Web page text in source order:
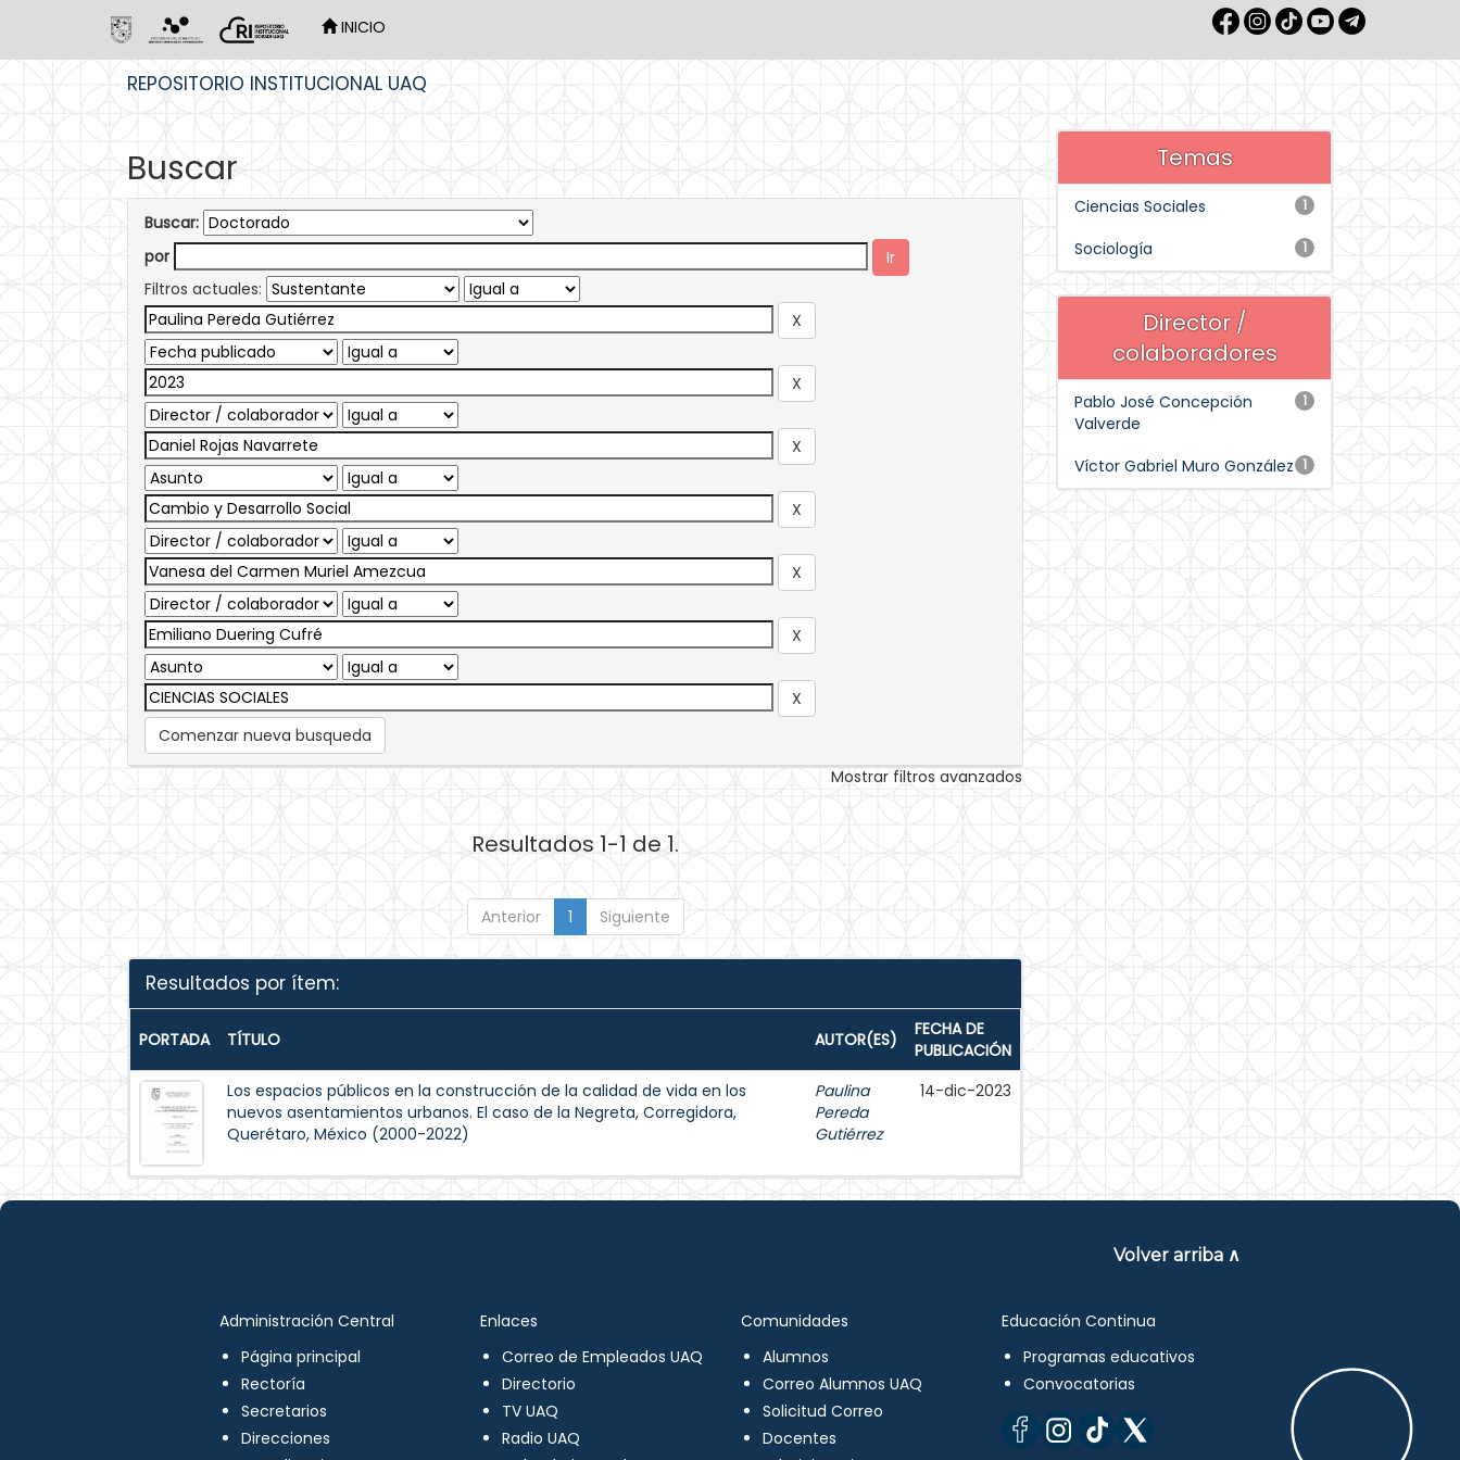
INICIO
REPOSITORIO INSTITUCIONAL UAQ
Buscar
Buscar:
por
Filtros actuales:
Comenzar nueva busqueda
Mostrar filtros avanzados
Resultados 1-1 de 1.
Anterior 1 Siguiente
Resultados por ítem:
PORTADA TÍTULO AUTOR(ES)
FECHA DE
PUBLICACIÓN
Los espacios públicos en la construcción de la calidad de vida en los
nuevos asentamientos urbanos. El caso de la Negreta, Corregidora,
Querétaro, México (2000-2022)
Paulina
Pereda
Gutiérrez
14-dic-2023
Temas
1
Ciencias Sociales
1
Sociología
Director /
colaboradores
1
Pablo José Concepción
Valverde
1
Víctor Gabriel Muro González
Volver arriba ∧
Administración Central
Página principal
Rectoría
Secretarios
Direcciones
Enlaces
Correo de Empleados UAQ
Directorio
TV UAQ
Radio UAQ
Comunidades
Alumnos
Correo Alumnos UAQ
Solicitud Correo
Docentes
Educación Continua
Programas educativos
Convocatorias